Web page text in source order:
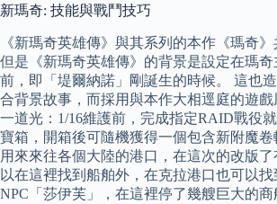
新瑪奇: 技能與戰鬥技巧
《新瑪奇英雄傳》與其系列的本作《瑪奇》
但是《新瑪奇英雄傳》的背景是設定在瑪
前，即「堤爾納諾」剛誕生的時候。 這也
合背景故事，而採用與本作大相逕庭的遊
一道光：1/16維護前，完成指定RAID戰役
寶箱，開箱後可隨機獲得一個包含新附魔
用來來往各個大陸的港口，在這次的改版
以在這裡找到船舶外，在克拉港口也可以
NPC「莎伊芙」，在這裡停了幾艘巨大的